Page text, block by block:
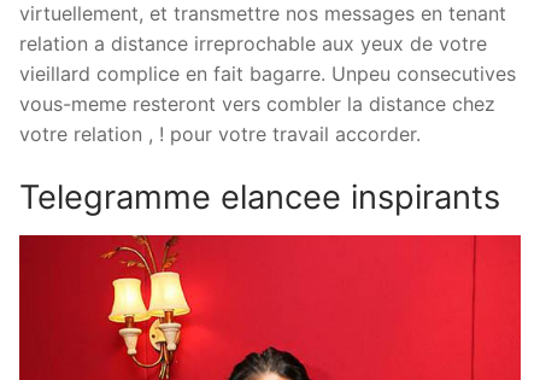
virtuellement, et transmettre nos messages en tenant
relation a distance irreprochable aux yeux de votre
vieillard complice en fait bagarre. Unpeu consecutives
vous-meme resteront vers combler la distance chez
votre relation , ! pour votre travail accorder.
Telegramme elancee inspirants